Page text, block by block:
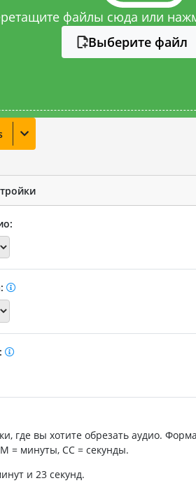
файлы сюда или
Выберите файл
где вы хотите обрезать аудио.
минуты, СС = секунды.
и 23 секунд.